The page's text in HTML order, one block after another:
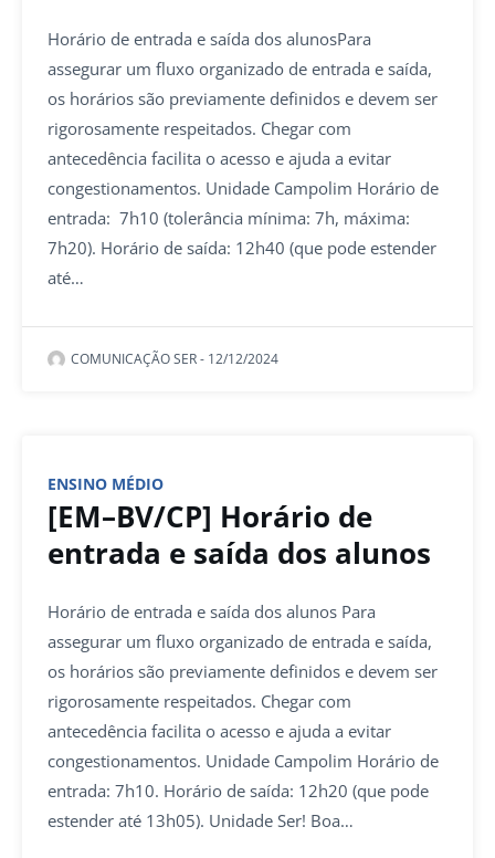
Horário de entrada e saída dos alunosPara
assegurar um fluxo organizado de entrada e saída,
os horários são previamente definidos e devem ser
rigorosamente respeitados. Chegar com
antecedência facilita o acesso e ajuda a evitar
congestionamentos. Unidade Campolim Horário de
entrada: 7h10 (tolerância mínima: 7h, máxima:
7h20). Horário de saída: 12h40 (que pode estender
até…
COMUNICAÇÃO SER- 12/12/2024
ENSINO MÉDIO
[EM–BV/CP] Horário de
entrada e saída dos alunos
Horário de entrada e saída dos alunos Para
assegurar um fluxo organizado de entrada e saída,
os horários são previamente definidos e devem ser
rigorosamente respeitados. Chegar com
antecedência facilita o acesso e ajuda a evitar
congestionamentos. Unidade Campolim Horário de
entrada: 7h10. Horário de saída: 12h20 (que pode
estender até 13h05). Unidade Ser! Boa…